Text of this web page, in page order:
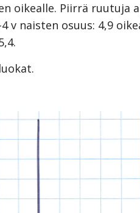
oikealle. Piirrä ruutuja
v naisten osuus: 4,9